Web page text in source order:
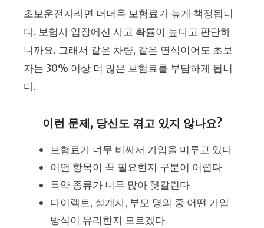
초보운전자라면 더더욱 보험료가 높게 책정됩니
다. 보험사 입장에선 사고 확률이 높다고 판단하
니까요. 그래서 같은 차량, 같은 연식이어도 초보
자는 30% 이상 더 많은 보험료를 부담하게 됩니
다.
이런 문제, 당신도 겪고 있지 않나요?
보험료가 너무 비싸서 가입을 미루고 있다
어떤 항목이 꼭 필요한지 구분이 어렵다
특약 종류가 너무 많아 헷갈린다
다이렉트, 설계사, 부모 명의 중 어떤 가입
방식이 유리한지 모르겠다